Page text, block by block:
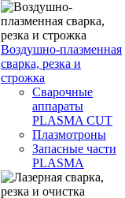
Воздушно-плазменная
сварка, резка и
строжка
Сварочные
аппараты
PLASMA CUT
Плазмотроны
Запасные части
PLASMA